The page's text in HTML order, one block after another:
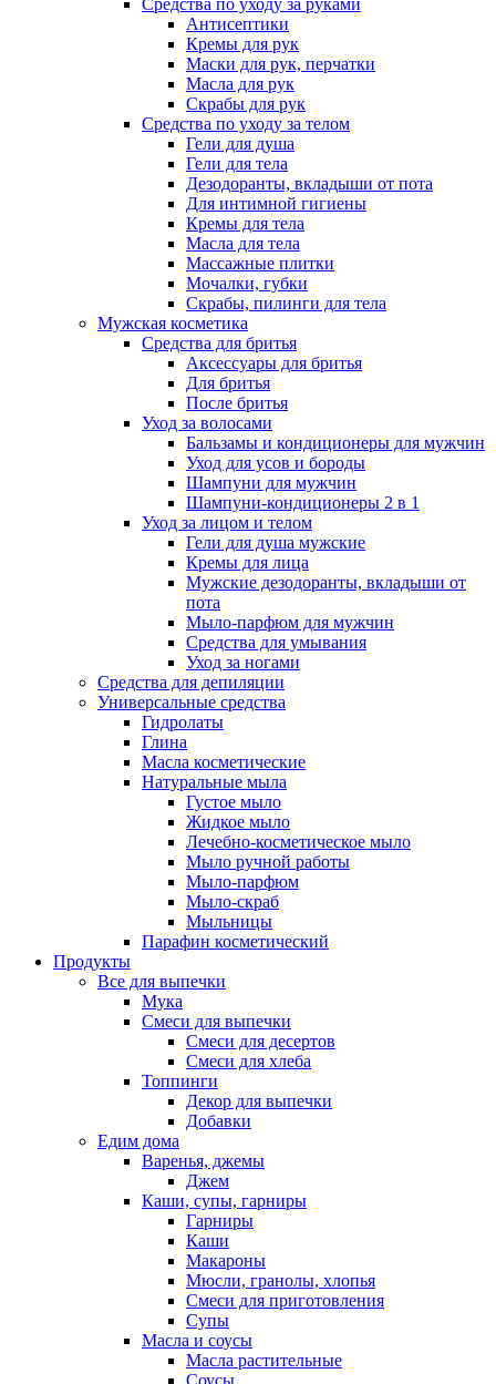
Средства по уходу за руками
Антисептики
Кремы для рук
Маски для рук, перчатки
Масла для рук
Скрабы для рук
Средства по уходу за телом
Гели для душа
Гели для тела
Дезодоранты, вкладыши от пота
Для интимной гигиены
Кремы для тела
Масла для тела
Массажные плитки
Мочалки, губки
Скрабы, пилинги для тела
Мужская косметика
Средства для бритья
Аксессуары для бритья
Для бритья
После бритья
Уход за волосами
Бальзамы и кондиционеры для мужчин
Уход для усов и бороды
Шампуни для мужчин
Шампуни-кондиционеры 2 в 1
Уход за лицом и телом
Гели для душа мужские
Кремы для лица
Мужские дезодоранты, вкладыши от
пота
Мыло-парфюм для мужчин
Средства для умывания
Уход за ногами
Средства для депиляции
Универсальные средства
Гидролаты
Глина
Масла косметические
Натуральные мыла
Густое мыло
Жидкое мыло
Лечебно-косметическое мыло
Мыло ручной работы
Мыло-парфюм
Мыло-скраб
Мыльницы
Парафин косметический
Продукты
Все для выпечки
Мука
Смеси для выпечки
Смеси для десертов
Смеси для хлеба
Топпинги
Декор для выпечки
Добавки
Едим дома
Варенья, джемы
Джем
Каши, супы, гарниры
Гарниры
Каши
Макароны
Мюсли, гранолы, хлопья
Смеси для приготовления
Супы
Масла и соусы
Масла растительные
Соусы